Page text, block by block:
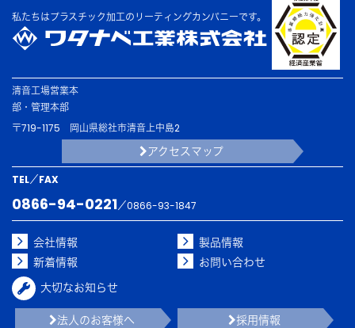
私たちはプラスチック加工のリーティングカンパニーです。
清音工場営業本
部・ 管理本部
〒719-1175 岡山県総社市清音上中島2
アクセスマップ
TEL／FAX
0866-94-0221／0866-93-1847
会社情報
製品情報
新着情報
お問い合わせ
大切なお知らせ
法人のお客様へ 採用情報